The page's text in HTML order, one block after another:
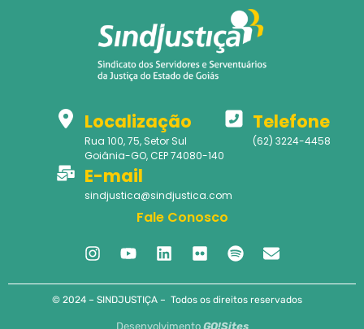
Localização
Rua 100, 75, Setor Sul
Goiânia-GO, CEP 74080-140
Telefone
(62) 3224-4458
E-mail
sindjustica@sindjustica.com
Fale Conosco
© 2024 – SINDJUSTIÇA – Todos os direitos reservados
Desenvolvimento GO!Sites